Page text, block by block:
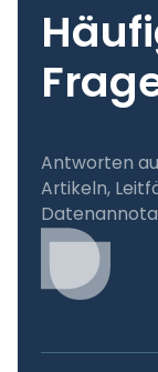
Antworten
Artikeln,